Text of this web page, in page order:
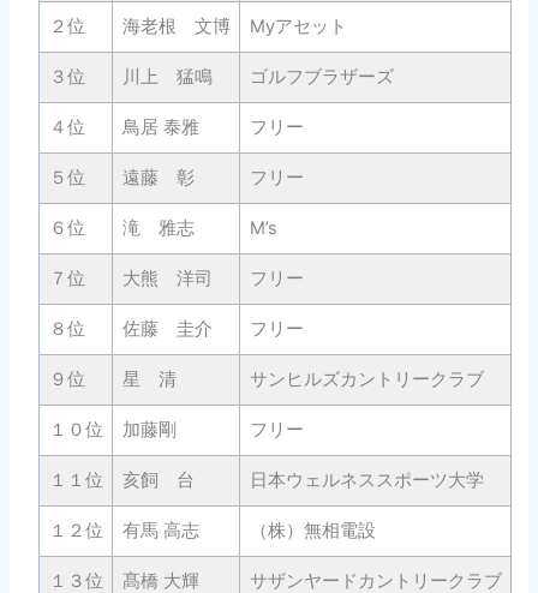
２位 海老根 文博 Myアセット
３位 川上 猛鳴 ゴルフブラザーズ
４位 鳥居 泰雅 フリー
５位 遠藤 彰 フリー
６位 滝 雅志 M’s
７位 大熊 洋司 フリー
８位 佐藤 圭介 フリー
９位 星 清 サンヒルズカントリークラブ
１０位 加藤剛 フリー
１１位 亥飼 台 日本ウェルネススポーツ大学
１２位 有馬 高志 （株）無相電設
１３位 髙橋 大輝 サザンヤードカントリークラブ